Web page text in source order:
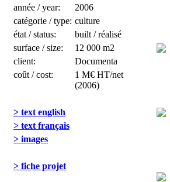
année / year:
2006
catégorie / type: culture
état / status:
built / réalisé
surface / size:
12 000 m2
client:
Documenta
coût / cost:
1 M€ HT/net
(2006)
> text english
> text français
> images
> fiche projet